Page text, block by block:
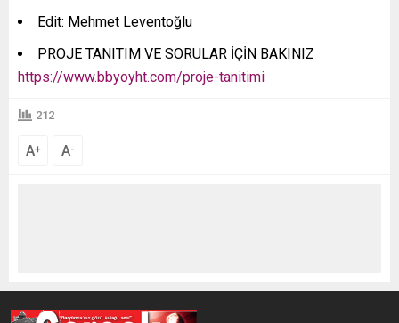
Edit: Mehmet Leventoğlu
PROJE TANITIM VE SORULAR İÇİN BAKINIZ
https://www.bbyoyht.com/proje-tanitimi
212
A+ A-